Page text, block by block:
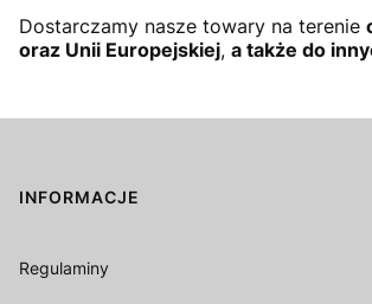
Dostarczamy nasze towary na terenie
oraz Unii Europejskiej, a także do
Linki w stopce
INFORMACJE
Regulaminy